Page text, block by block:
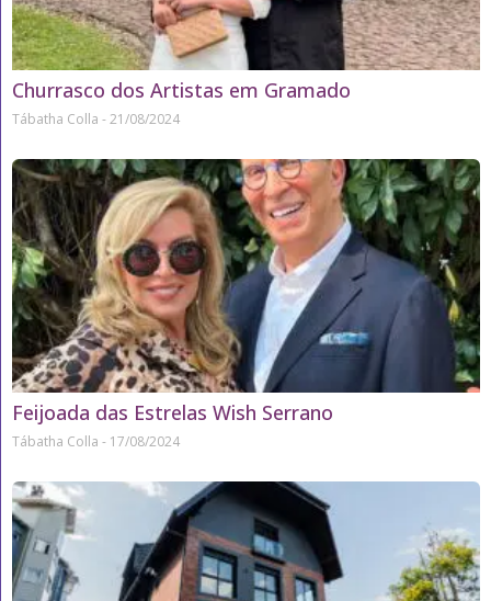
Churrasco dos Artistas em Gramado
Tábatha Colla 21/08/2024
Feijoada das Estrelas Wish Serrano
Tábatha Colla 17/08/2024